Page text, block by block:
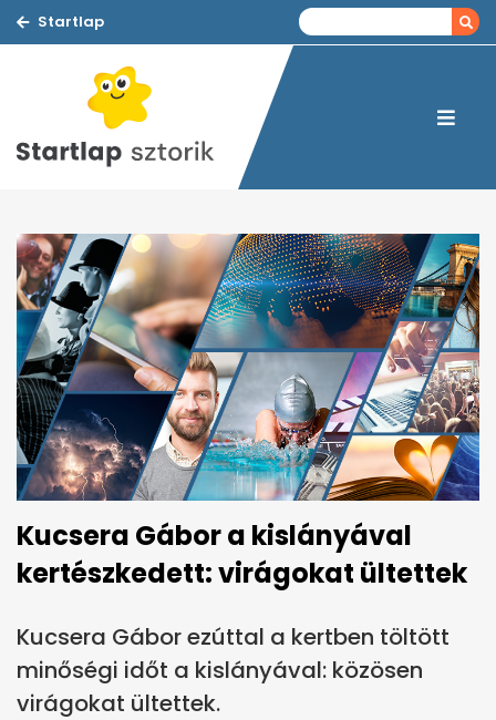
Startlap
Kucsera Gábor a kislányával
kertészkedett: virágokat ültettek
Kucsera Gábor ezúttal a kertben töltött
minőségi időt a kislányával: közösen
virágokat ültettek.